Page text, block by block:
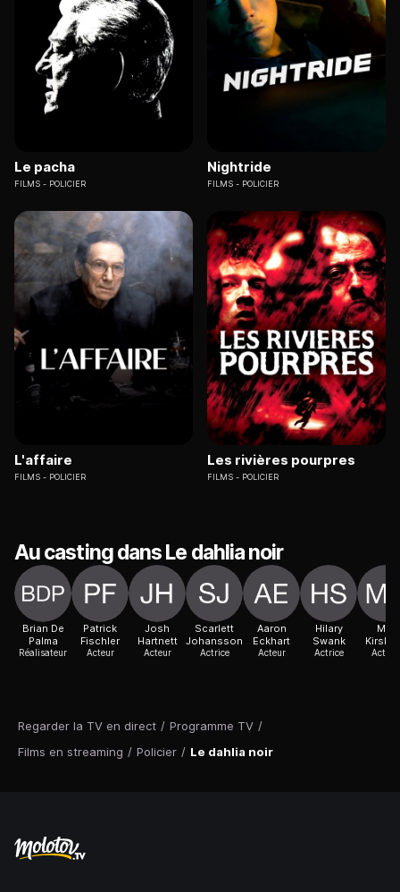
Regarder la TV en direct / Programme TV /
Films en streaming / Policier / Le dahlia noir
Le pacha
FILMS POLICIER
Nightride
FILMS POLICIER
L'affaire
FILMS POLICIER
Les rivières pourpres
FILMS POLICIER
Au casting dans Le dahlia noir
Brian De
Palma
Réalisateur
Patrick
Fischler
Acteur
Josh
Hartnett
Acteur
Scarlett
Johansson
Actrice
Aaron
Eckhart
Acteur
Hilary
Swank
Actrice
Mia
Actrice